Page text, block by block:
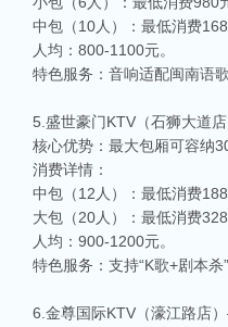
中包（10人）：最低消费
人均：800-1100元。
特色服务：音响适配闽南语
5.盛世豪门KTV（石狮大道
核心优势：最大包厢可容纳
消费详情：
中包（12人）：最低消费
大包（20人）：最低消费
人均：900-1200元。
特色服务：支持“K歌+剧本
6.金尊国际KTV（濠江路店